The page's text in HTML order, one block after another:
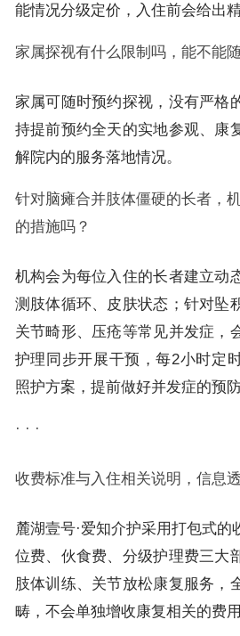
能情况分级定价，入住前会给出精
家属探视有什么限制吗，能不能
家属可随时预约探视，没有严格
持提前预约全天的实地参观、康
解院内的服务落地情况。
针对脑瘫合并肢体僵硬的长者，
的措施吗？
机构会为每位入住的长者建立动
测肢体循环、皮肤状态；针对坠
关节畸形、压疮等常见并发症，
护理同步开展干预，每2小时定
照护方案，提前做好并发症的预防
· · ·
收费标准与入住相关说明，信息
麓湖壹号·爱知介护采用打包式的
位费、伙食费、分级护理费三大
肢体训练、关节放松康复服务，
畴，不会单独增收康复相关的费用